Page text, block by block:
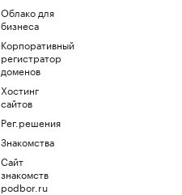
Облако для
бизнеса
Корпоративный
регистратор
доменов
Хостинг
сайтов
Рег.решения
Знакомства
Сайт
знакомств
podbor.ru